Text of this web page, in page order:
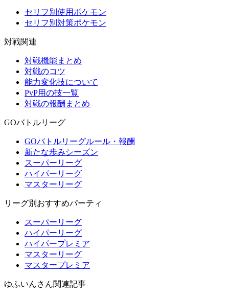
セリフ別使用ポケモン
セリフ別対策ポケモン
対戦関連
対戦機能まとめ
対戦のコツ
能力変化技について
PvP用の技一覧
対戦の報酬まとめ
GOバトルリーグ
GOバトルリーグルール・報酬
新たな歩みシーズン
スーパーリーグ
ハイパーリーグ
マスターリーグ
リーグ別おすすめパーティ
スーパーリーグ
ハイパーリーグ
ハイパープレミア
マスターリーグ
マスタープレミア
ゆふいんさん関連記事